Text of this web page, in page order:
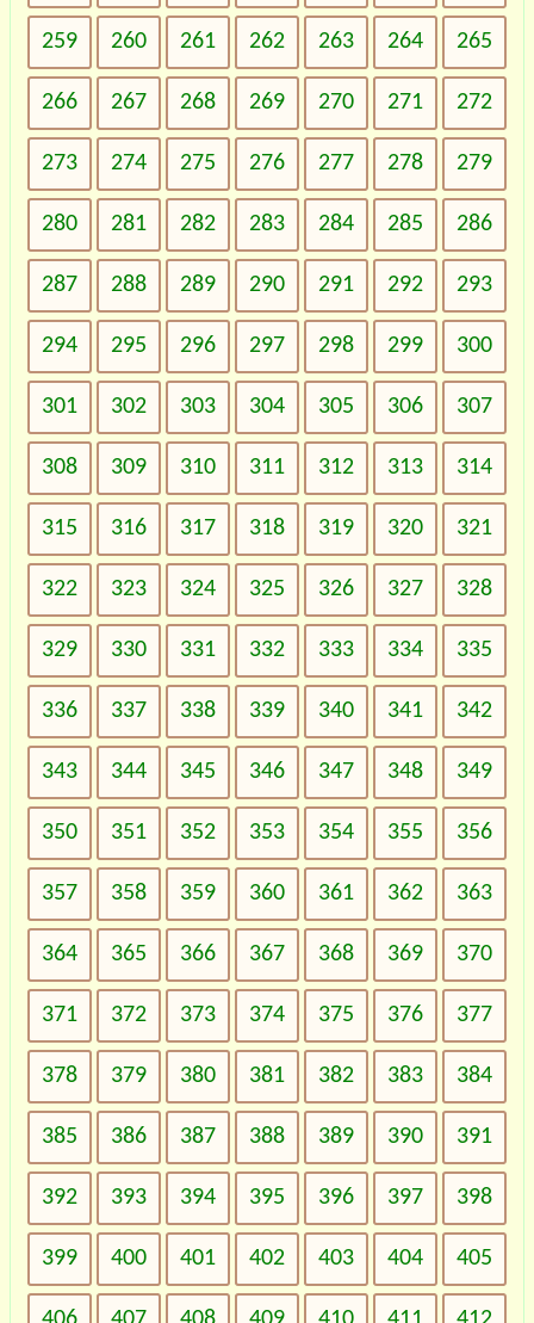
259 260 261 262 263 264 265
266 267 268 269 270 271 272
273 274 275 276 277 278 279
280 281 282 283 284 285 286
287 288 289 290 291 292 293
294 295 296 297 298 299 300
301 302 303 304 305 306 307
308 309 310 311 312 313 314
315 316 317 318 319 320 321
322 323 324 325 326 327 328
329 330 331 332 333 334 335
336 337 338 339 340 341 342
343 344 345 346 347 348 349
350 351 352 353 354 355 356
357 358 359 360 361 362 363
364 365 366 367 368 369 370
371 372 373 374 375 376 377
378 379 380 381 382 383 384
385 386 387 388 389 390 391
392 393 394 395 396 397 398
399 400 401 402 403 404 405